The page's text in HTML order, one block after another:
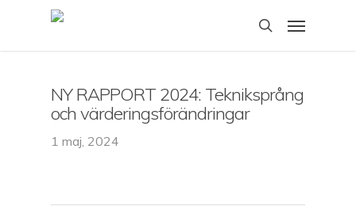
search
Menu
NY RAPPORT 2024: Tekniksprång
och värderingsförändringar
1 maj, 2024